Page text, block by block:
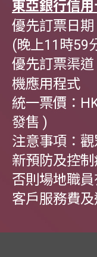
東亞銀行信
優先訂票日
(晚上11時59
優先訂票渠道
機應用程式
統一票價：
發售 )
注意事項：
新預防及控
否則場地職
客戶服務費